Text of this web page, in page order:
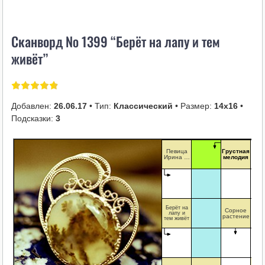
i
Сканворд № 1399 “Берёт на лапу и тем
живёт”
Добавлен: 26.06.17• Тип: Классический • Размер: 14х16•
Подсказки: 3
Певица
Ирина …
Грустная
мелодия
Берёт на
лапу и
тем живёт
Сорное
растение